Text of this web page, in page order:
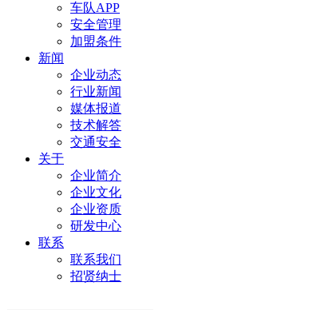
车队APP
安全管理
加盟条件
新闻
企业动态
行业新闻
媒体报道
技术解答
交通安全
关于
企业简介
企业文化
企业资质
研发中心
联系
联系我们
招贤纳士